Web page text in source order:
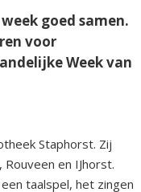
goed samen.
voor
Week van
Staphorst. Zij
en IJhorst.
taalspel, het zingen